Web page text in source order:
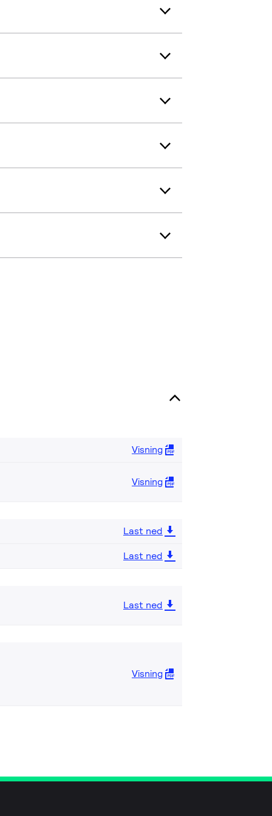
Visning
Visning
Last ned
Last ned
Last ned
Visning